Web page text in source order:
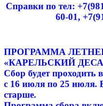
Справки по тел:
60-01,
ПРОГРАММА
«КАРЕЛЬСКИЙ
Сбор будет проходить
с 16 июля по 25 июля.
старше.